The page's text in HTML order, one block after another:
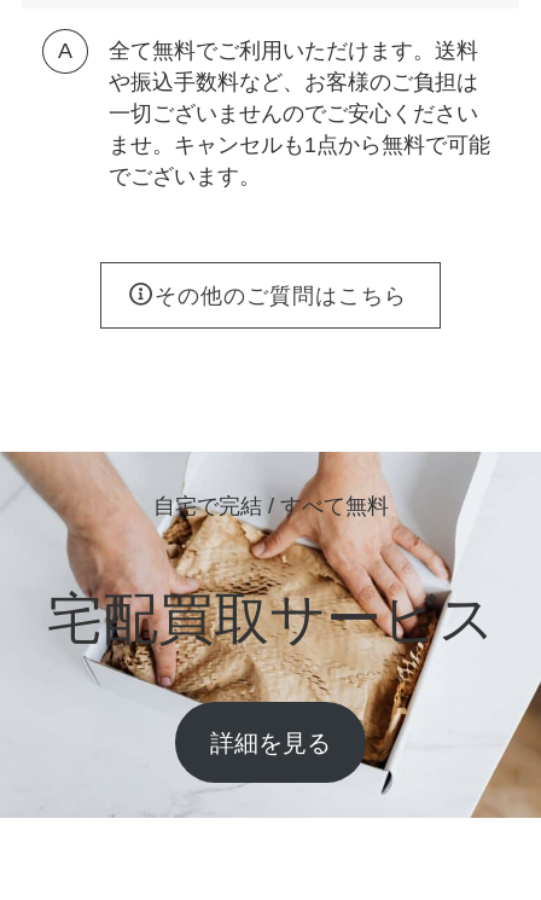
全て無料でご利用いただけます。送料
や振込手数料など、お客様のご負担は
一切ございませんのでご安心ください
ませ。キャンセルも1点から無料で可能
でございます。
その他のご質問はこちら
自宅で完結 / すべて無料
宅配買取サービス
詳細を見る